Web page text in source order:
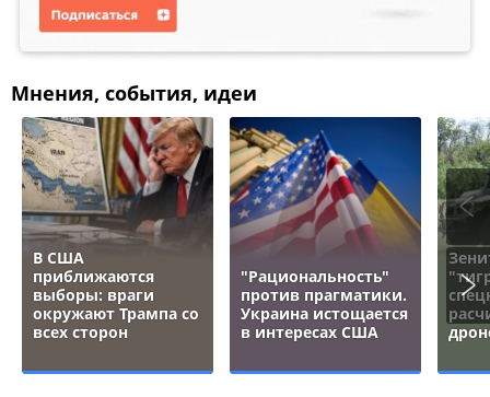
Мнения, события, идеи
В США
приближаются
выборы: враги
окружают Трампа со
всех сторон
"Рациональность"
против прагматики.
Украина истощается
в интересах США